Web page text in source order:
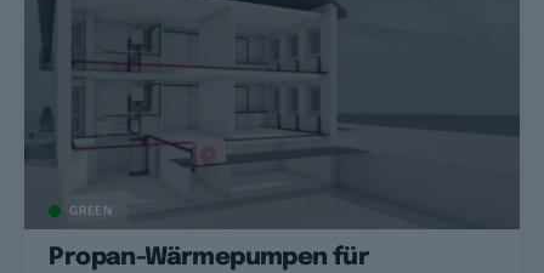
GREEN
Propan-Wärmepumpen für